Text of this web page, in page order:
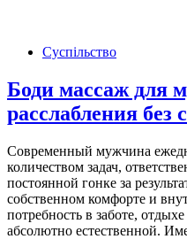
Суспільство
Боди массаж для
расслабления без
Современный мужчина
количеством задач,
постоянной гонке за
собственном комфорте и
потребность в заботе,
абсолютно естественной.